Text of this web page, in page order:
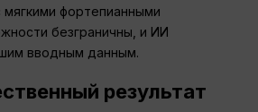
фортепианными
безграничны, и ИИ
вводным данным.
результат